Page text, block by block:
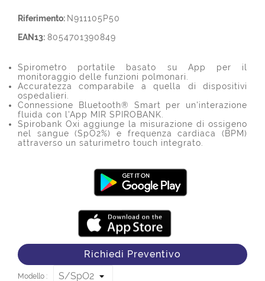
Riferimento: N911105P50
EAN13: 8054701390849
Spirometro portatile basato su App per il
monitoraggio delle funzioni polmonari.
Accuratezza comparabile a quella di dispositivi
ospedalieri.
Connessione Bluetooth® Smart per un'interazione
fluida con l'App MIR SPIROBANK.
Spirobank Oxi aggiunge la misurazione di ossigeno
nel sangue (SpO2%) e frequenza cardiaca (BPM)
attraverso un saturimetro touch integrato.
Richiedi Preventivo
Modello :